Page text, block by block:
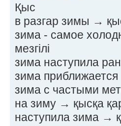
Қыс
в разгар зимы →
зима - самое
мезгілі
зима наступила
зима
зима с частыми
на зиму → қысқа
наступила зима →